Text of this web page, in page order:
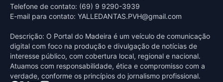
Telefone de contato: (69) 9 9290-3939
E-mail para contato: YALLEDANTAS.PVH@gmail.com
Descrição: O Portal do Madeira é um veículo de comunicação
digital com foco na produção e divulgação de notícias de
interesse público, com cobertura local, regional e nacional.
Atuamos com responsabilidade, ética e compromisso com a
verdade, conforme os princípios do jornalismo profissional.